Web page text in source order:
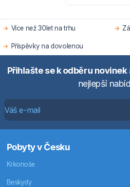
Více než 30let na trhu
Příspěvky na dovolenou
Přihlašte se k odběru novinek
nejlepší
Pobyty v Česku
Krkonoše
Beskydy